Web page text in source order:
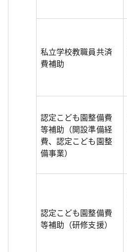
私立学校教職員共済
費補助
認定こども園整備費
等補助（開設準備経
費、認定こども園整
備事業）
認定こども園整備費
等補助（研修支援）